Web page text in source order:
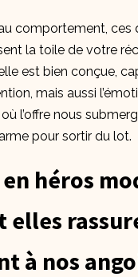
comportement, ces
la toile de votre
est bien conçue,
mais aussi
l’offre nous
pour sortir du lot.
héros
elles
à nos